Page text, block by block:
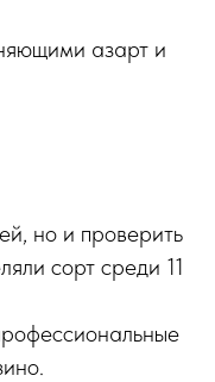
азарт и
но и проверить
сорт среди 11